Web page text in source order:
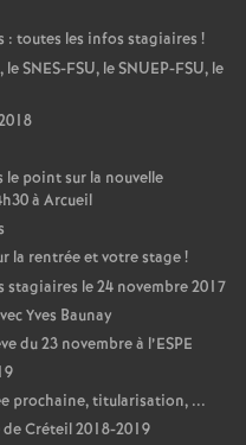
toutes les infos stagiaires !
, leSNES-FSU, leSNUEP-FSU, le
point sur la nouvelle
à Arcueil
la rentrée et votre stage!
le 24 novembre 2017
Yves Baunay
du 23 novembre à l’ESPE
prochaine, titularisation, ...
Créteil 2018-2019